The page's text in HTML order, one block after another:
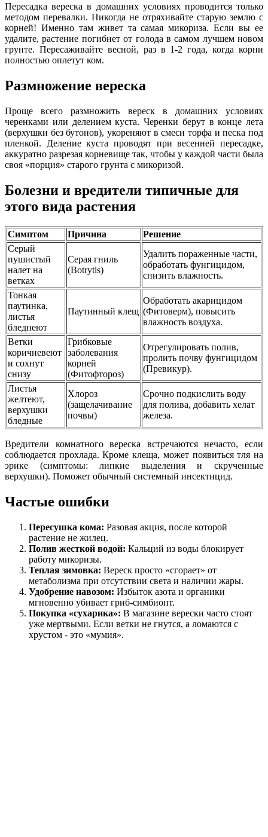
Пересадка вереска в домашних условиях проводится только
методом перевалки. Никогда не отряхивайте старую землю с
корней! Именно там живет та самая микориза. Если вы ее
удалите, растение погибнет от голода в самом лучшем новом
грунте. Пересаживайте весной, раз в 1-2 года, когда корни
полностью оплетут ком.
Размножение вереска
Проще всего размножить вереск в домашних условиях
черенками или делением куста. Черенки берут в конце лета
(верхушки без бутонов), укореняют в смеси торфа и песка под
пленкой. Деление куста проводят при весенней пересадке,
аккуратно разрезая корневище так, чтобы у каждой части была
своя «порция» старого грунта с микоризой.
Болезни и вредители типичные для
этого вида растения
Симптом Причина
Решение
Серый
пушистый
налет на
ветках
Серая гниль
(Botrytis)
Удалить пораженные части,
обработать фунгицидом,
снизить влажность.
Тонкая
паутинка,
листья
бледнеют
Паутинный клещ
Обработать акарицидом
(Фитоверм), повысить
влажность воздуха.
Ветки
коричневеют
и сохнут
снизу
Грибковые
заболевания
корней
(Фитофтороз)
Отрегулировать полив,
пролить почву фунгицидом
(Превикур).
Листья
желтеют,
верхушки
бледные
Хлороз
(защелачивание
почвы)
Срочно подкислить воду
для полива, добавить хелат
железа.
Вредители комнатного вереска встречаются нечасто, если
соблюдается прохлада. Кроме клеща, может появиться тля на
эрике (симптомы: липкие выделения и скрученные
верхушки). Поможет обычный системный инсектицид.
Частые ошибки
Пересушка кома: Разовая акция, после которой
растение не жилец.
Полив жесткой водой: Кальций из воды блокирует
работу микоризы.
Теплая зимовка: Вереск просто «сгорает» от
метаболизма при отсутствии света и наличии жары.
Удобрение навозом: Избыток азота и органики
мгновенно убивает гриб-симбионт.
Покупка «сухарика»: В магазине верески часто стоят
уже мертвыми. Если ветки не гнутся, а ломаются с
хрустом - это «мумия».